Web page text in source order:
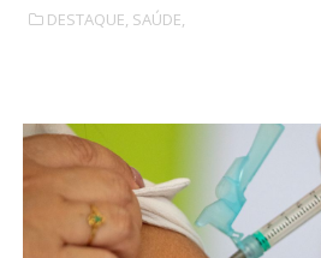
DESTAQUE, SAÚDE,